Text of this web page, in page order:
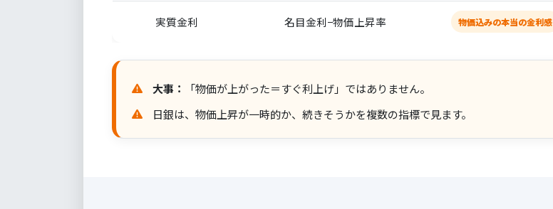
実質金利 名目金利−物価上昇率 物価込みの本当の金利感
大事：
「物価が上がった＝すぐ利上げ」ではありません。
日銀は、物価上昇が一時的か、続きそうかを複数の指標で見ます。